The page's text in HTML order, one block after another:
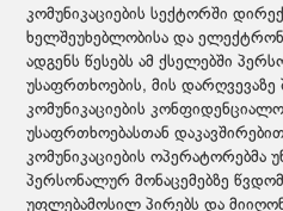
კომუნიკაციების სექტორში
ხელშეუხებლობისა და
ადგენს წესებს ამ ქსელებში
უსაფრთხოების, მის დარღვევაზე
კომუნიკაციების
უსაფრთხოებასთან
კომუნიკაციების ოპერატორებმა
პერსონალურ მონაცემებზე
უფლებამოსილ პირებს და